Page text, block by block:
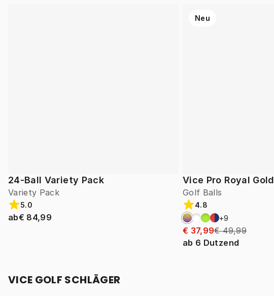
24-Ball Variety Pack
Variety Pack
5.0
ab€ 84,99
Vice Pro Royal Gold
Golf Balls
Neu
4.8
+9
€ 37,99€ 49,99
ab 6 Dutzend
VICE GOLF SCHLÄGER